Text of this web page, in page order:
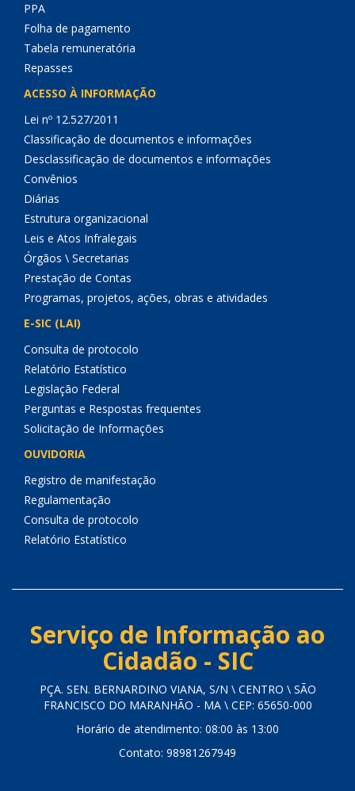
PPA
Folha de pagamento
Tabela remuneratória
Repasses
ACESSO À INFORMAÇÃO
Lei nº 12.527/2011
Classificação de documentos e informações
Desclassificação de documentos e informações
Convênios
Diárias
Estrutura organizacional
Leis e Atos Infralegais
Órgãos \ Secretarias
Prestação de Contas
Programas, projetos, ações, obras e atividades
E-SIC (LAI)
Consulta de protocolo
Relatório Estatístico
Legislação Federal
Perguntas e Respostas frequentes
Solicitação de Informações
OUVIDORIA
Registro de manifestação
Regulamentação
Consulta de protocolo
Relatório Estatístico
Serviço de Informação ao
Cidadão - SIC
PÇA. SEN. BERNARDINO VIANA, S/N \ CENTRO \ SÃO
FRANCISCO DO MARANHÃO - MA \ CEP: 65650-000
Horário de atendimento: 08:00 às 13:00
Contato: 98981267949